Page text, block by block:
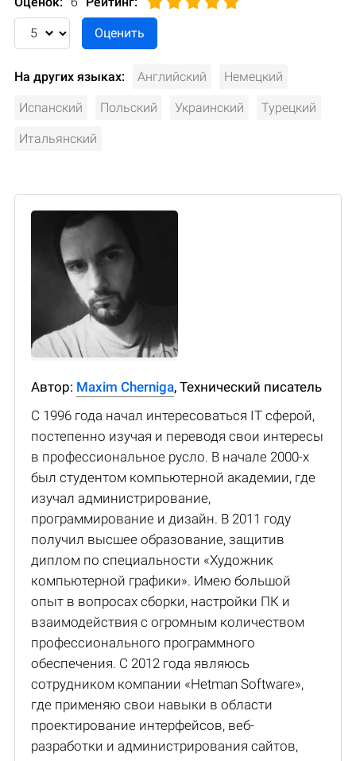
На других языках: Английский Немецкий
Испанский Польский Украинский Турецкий
Итальянский
Автор: Maxim Cherniga, Технический писатель
С 1996 года начал интересоваться IT сферой,
постепенно изучая и переводя свои интересы
в профессиональное русло. В начале 2000-х
был студентом компьютерной академии, где
изучал администрирование,
программирование и дизайн. В 2011 году
получил высшее образование, защитив
диплом по специальности «Художник
компьютерной графики». Имею большой
опыт в вопросах сборки, настройки ПК и
взаимодействия с огромным количеством
профессионального программного
обеспечения. С 2012 года являюсь
сотрудником компании «Hetman Software»,
где применяю свои навыки в области
проектирование интерфейсов, веб-
разработки и администрирования сайтов,